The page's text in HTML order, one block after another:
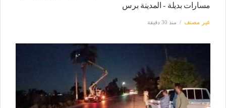
مسارات بديلة - المدينة برس
غير مصنف منذ 30 دقيقة